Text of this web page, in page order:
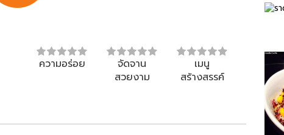
ความอร่อย
จัดจาน
สวยงาม
เมนู
สร้างสรรค์